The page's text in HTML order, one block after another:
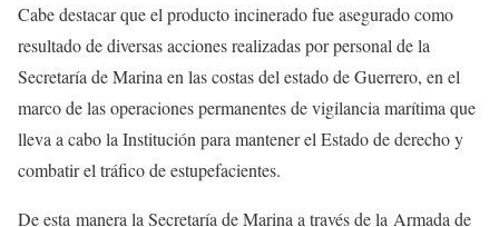
Cabe destacar que el producto incinerado fue asegurado como
resultado de diversas acciones realizadas por personal de la
Secretaría de Marina en las costas del estado de Guerrero, en el
marco de las operaciones permanentes de vigilancia marítima que
lleva a cabo la Institución para mantener el Estado de derecho y
combatir el tráfico de estupefacientes.
De esta manera la Secretaría de Marina a través de la Armada de